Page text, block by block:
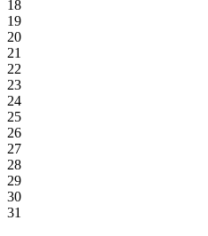
18
19
20
21
22
23
24
25
26
27
28
29
30
31